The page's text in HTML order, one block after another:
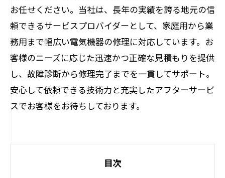
お任せください。当社は、長年の実績を誇る地元の信
頼できるサービスプロバイダーとして、家庭用から業
務用まで幅広い電気機器の修理に対応しています。お
客様のニーズに応じた迅速かつ正確な見積もりを提供
し、故障診断から修理完了までを一貫してサポート。
安心して依頼できる技術力と充実したアフターサービ
スでお客様をお待ちしております。
目次